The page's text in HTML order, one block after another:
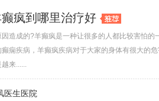
疯到哪里治疗好
成的?羊癫疯是一种让很多的人都比较害怕的
痫疾病，羊癫疯疾病对于大家的身体有很大的
来......
医生医院